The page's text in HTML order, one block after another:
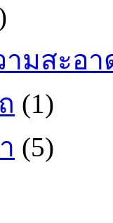
มสะอา
(1)
(5)